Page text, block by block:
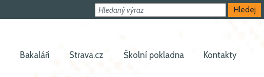
Hledat
Hledej
Bakaláři Strava.cz Školní pokladna Kontakty